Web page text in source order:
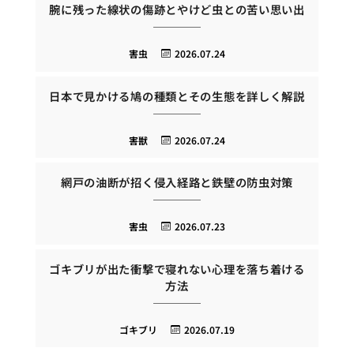
腕に残った線状の傷跡とやけど虫との苦い思い出
2026.07.24
害虫
日本で見かける鳩の種類とその生態を詳しく解説
2026.07.24
害獣
網戸の油断が招く侵入経路と鉄壁の防虫対策
2026.07.23
害虫
ゴキブリが出た衝撃で寝れない心理を落ち着ける
方法
2026.07.19
ゴキブリ